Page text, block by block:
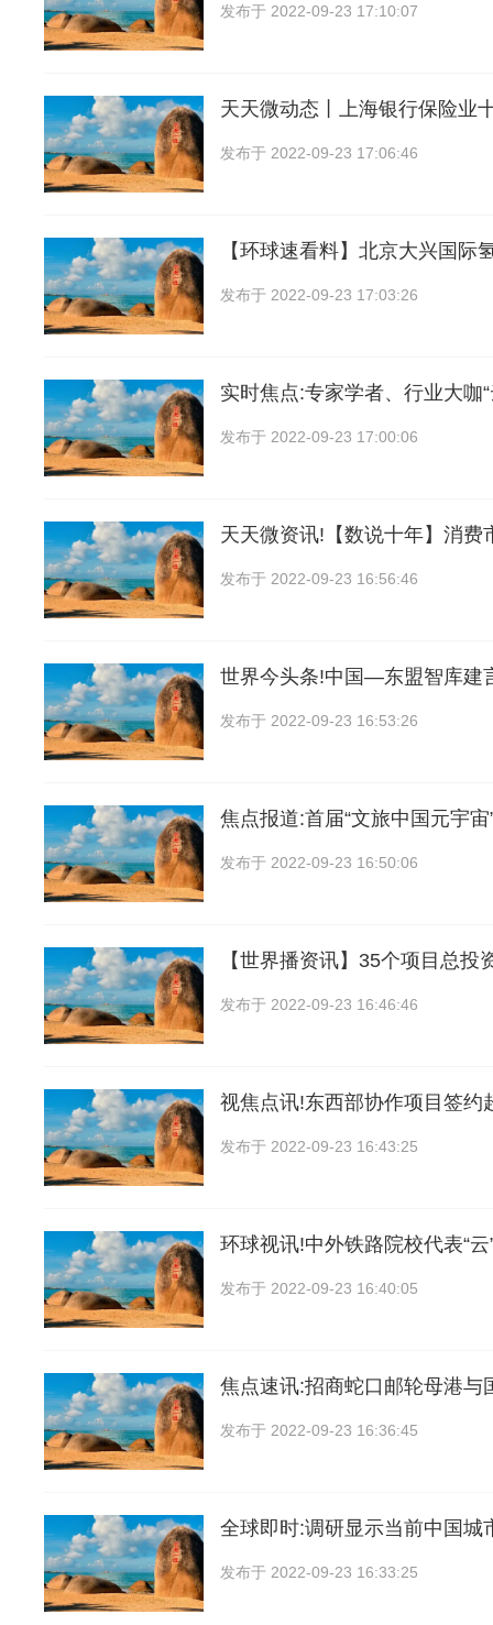
发布于 2022-09-23 17:10:07
天天微动态丨上海银行保险业
发布于 2022-09-23 17:06:46
【环球速看料】北京大兴国际
发布于 2022-09-23 17:03:26
实时焦点:专家学者、行业大咖“
发布于 2022-09-23 17:00:06
天天微资讯!【数说十年】消费
发布于 2022-09-23 16:56:46
世界今头条!中国—东盟智库建
发布于 2022-09-23 16:53:26
焦点报道:首届“文旅中国元宇宙
发布于 2022-09-23 16:50:06
【世界播资讯】35个项目总投
发布于 2022-09-23 16:46:46
视焦点讯!东西部协作项目签约
发布于 2022-09-23 16:43:25
环球视讯!中外铁路院校代表“云
发布于 2022-09-23 16:40:05
焦点速讯:招商蛇口邮轮母港与
发布于 2022-09-23 16:36:45
全球即时:调研显示当前中国城
发布于 2022-09-23 16:33:25